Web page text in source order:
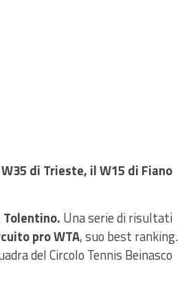
W35 di Trieste, il W15 di Fiano
Tolentino. Una serie di risultati
pro WTA, suo best ranking.
del Circolo Tennis Beinasco